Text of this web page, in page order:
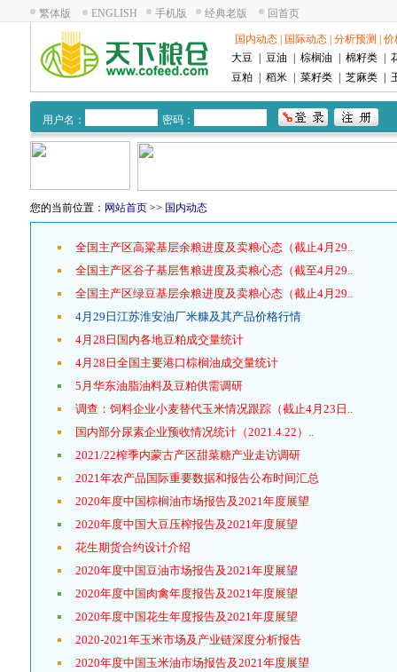
繁体版 ENGLISH 手机版 经典老版 回首页
国内动态 国际动态 分析预测
价
大豆
豆油 棕榈油 棉籽类
豆粕
稻米 菜籽类 芝麻类
用户名： 密码：
您的当前位置： 网站首页 >> 国内动态
全国主产区高粱基层余粮进度及卖粮心态（截止4月29..
全国主产区谷子基层售粮进度及卖粮心态（截至4月29..
全国主产区绿豆基层余粮进度及卖粮心态（截止4月29..
4月29日江苏淮安油厂米糠及其产品价格行情
4月28日国内各地豆粕成交量统计
4月28日全国主要港口棕榈油成交量统计
5月华东油脂油料及豆粕供需调研
调查：饲料企业小麦替代玉米情况跟踪（截止4月23日..
国内部分尿素企业预收情况统计（2021.4.22）..
2021/22榨季内蒙古产区甜菜糖产业走访调研
2021年农产品国际重要数据和报告公布时间汇总
2020年度中国棕榈油市场报告及2021年度展望
2020年度中国大豆压榨报告及2021年度展望
花生期货合约设计介绍
2020年度中国豆油市场报告及2021年度展望
2020年度中国肉禽年度报告及2021年度展望
2020年度中国花生年度报告及2021年度展望
2020-2021年玉米市场及产业链深度分析报告
2020年度中国玉米油市场报告及2021年度展望